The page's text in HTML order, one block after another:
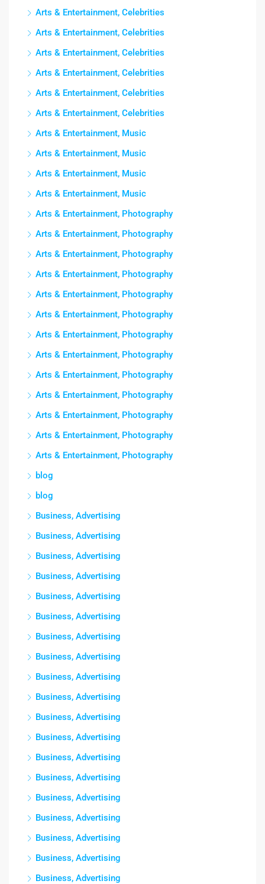
Arts & Entertainment, Celebrities
Arts & Entertainment, Celebrities
Arts & Entertainment, Celebrities
Arts & Entertainment, Celebrities
Arts & Entertainment, Celebrities
Arts & Entertainment, Celebrities
Arts & Entertainment, Music
Arts & Entertainment, Music
Arts & Entertainment, Music
Arts & Entertainment, Music
Arts & Entertainment, Photography
Arts & Entertainment, Photography
Arts & Entertainment, Photography
Arts & Entertainment, Photography
Arts & Entertainment, Photography
Arts & Entertainment, Photography
Arts & Entertainment, Photography
Arts & Entertainment, Photography
Arts & Entertainment, Photography
Arts & Entertainment, Photography
Arts & Entertainment, Photography
Arts & Entertainment, Photography
Arts & Entertainment, Photography
blog
blog
Business, Advertising
Business, Advertising
Business, Advertising
Business, Advertising
Business, Advertising
Business, Advertising
Business, Advertising
Business, Advertising
Business, Advertising
Business, Advertising
Business, Advertising
Business, Advertising
Business, Advertising
Business, Advertising
Business, Advertising
Business, Advertising
Business, Advertising
Business, Advertising
Business, Advertising